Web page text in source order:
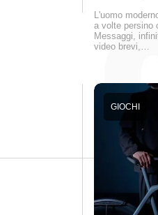
L'uomo
a volte persino
Messaggi,
video brevi,…
GIOCHI